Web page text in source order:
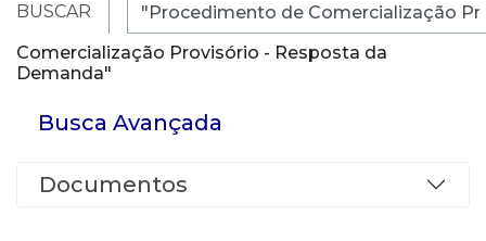
BUSCAR
RESULTADO DA BUSCA - Veja abaixo a lista de
itens encontrados com o termo "Procedimento de
Comercialização Provisório - Resposta da
Demanda"
Busca Avançada
Documentos